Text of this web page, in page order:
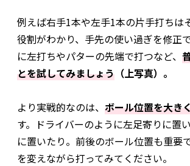
例えば右手1本や左手1本の片手打ちは
役割がわかり、手先の使い過ぎを修正
に左打ちやパターの先端で打つなど、
とを試してみましょう （上写真）。
より実戦的なのは、 ボール位置を大き
す。ドライバーのように左足寄りに置
に置いたり。前後のボール位置も重要
を変えながら打ってみてください。